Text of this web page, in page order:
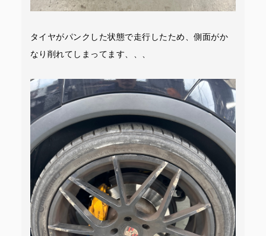
タイヤがパンクした状態で走行したため、側面がか
なり削れてしまってます、、、